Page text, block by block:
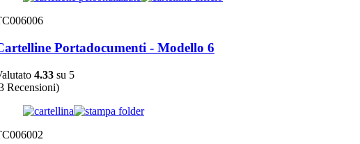
Portadocumenti - Modello 6
4.33 su 5
Recensioni)